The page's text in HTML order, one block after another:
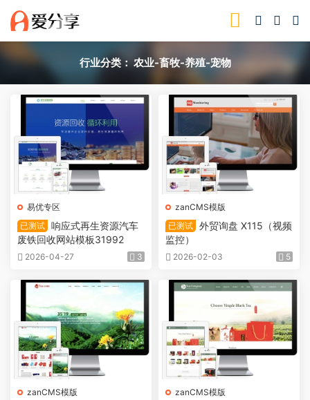
行业分类： 农业-畜牧-养殖-宠物
易优专区
已测试 响应式再生资源汽车
废铁回收网站模板31992
2026-04-27 3
zanCMS模版
已测试 外贸询盘 X115（视频
监控）
2026-02-03 5
zanCMS模版
zanCMS模版